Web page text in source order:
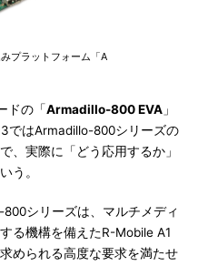
プラットフォーム「A
ドの「Armadillo-800 EVA 」
ではArmadillo-800シリーズの
、実際に「どう応用するか」
う。
シリーズは、マルチメディ
る機構を備えたR-Mobile A1
められる高度な要求を満たせ